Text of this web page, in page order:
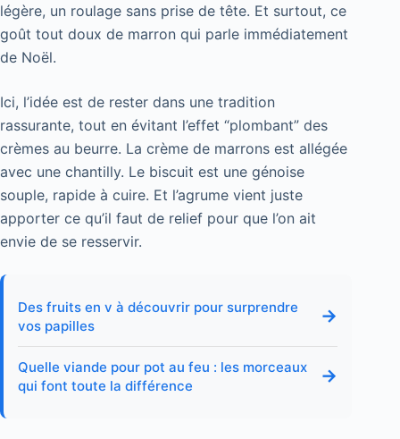
légère, un roulage sans prise de tête. Et surtout, ce
goût tout doux de marron qui parle immédiatement
de Noël.
Ici, l’idée est de rester dans une tradition
rassurante, tout en évitant l’effet “plombant” des
crèmes au beurre. La crème de marrons est allégée
avec une chantilly. Le biscuit est une génoise
souple, rapide à cuire. Et l’agrume vient juste
apporter ce qu’il faut de relief pour que l’on ait
envie de se resservir.
Des fruits en v à découvrir pour surprendre
vos papilles
→
Quelle viande pour pot au feu : les morceaux
qui font toute la différence
→